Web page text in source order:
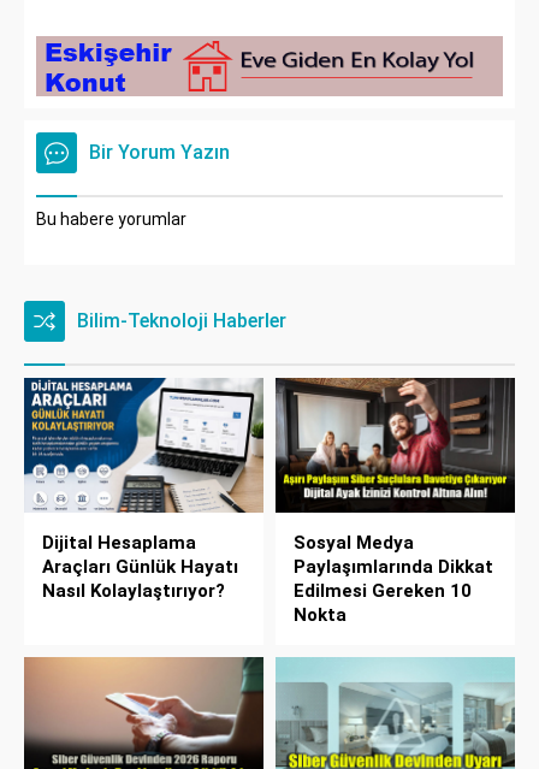
Bir Yorum Yazın
Bu habere yorumlar
Bilim-Teknoloji Haberler
Dijital Hesaplama
Araçları Günlük Hayatı
Nasıl Kolaylaştırıyor?
Sosyal Medya
Paylaşımlarında Dikkat
Edilmesi Gereken 10
Nokta